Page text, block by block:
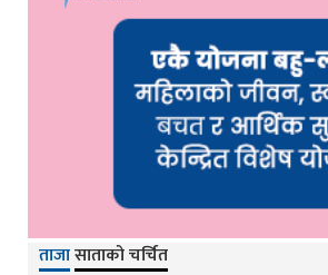
ताजासाताको चर्चित